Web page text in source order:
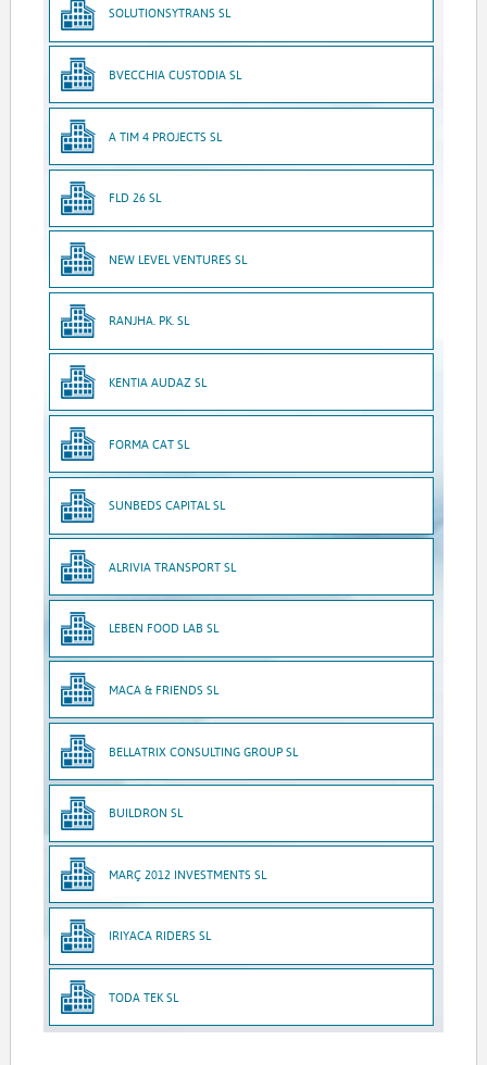
SOLUTIONSYTRANS SL
BVECCHIA CUSTODIA SL
A TIM 4 PROJECTS SL
FLD 26 SL
NEW LEVEL VENTURES SL
RANJHA. PK. SL
KENTIA AUDAZ SL
FORMA CAT SL
SUNBEDS CAPITAL SL
ALRIVIA TRANSPORT SL
LEBEN FOOD LAB SL
MACA & FRIENDS SL
BELLATRIX CONSULTING GROUP SL
BUILDRON SL
MARÇ 2012 INVESTMENTS SL
IRIYACA RIDERS SL
TODA TEK SL